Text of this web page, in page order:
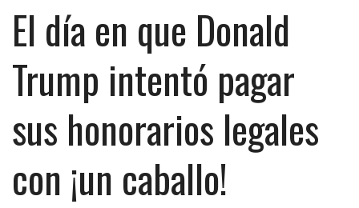
El día en que Donald
Trump intentó pagar
sus honorarios legales
con ¡un caballo!